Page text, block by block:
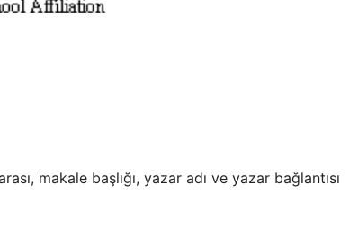
makale başlığı, yazar adı ve yazar bağlantısı